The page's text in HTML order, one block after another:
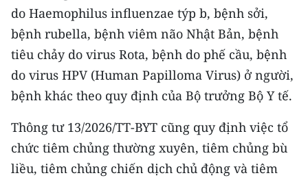
TIN MỚI
TIN ĐỊA PHƯƠNG
Trung du và miền núi phía Bắc
Đồng bằng sông Hồng
Bắc Trung Bộ
do Haemophilus influenzae týp b, bệnh sởi,
bệnh rubella, bệnh viêm não Nhật Bản, bệnh
tiêu chảy do virus Rota, bệnh do phế cầu, bệnh
do virus HPV (Human Papilloma Virus) ở người,
bệnh khác theo quy định của Bộ trưởng Bộ Y tế.
Thông tư 13/2026/TT-BYT cũng quy định việc tổ
chức tiêm chủng thường xuyên, tiêm chủng bù
liều, tiêm chủng chiến dịch chủ động và tiêm